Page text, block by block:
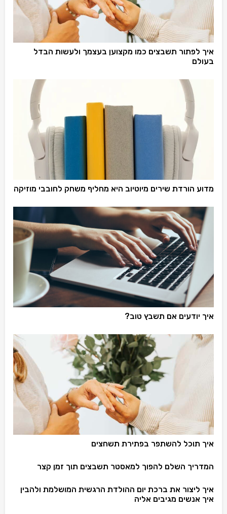
איך לפתור תשבצים כמו מקצוען בעצמך ולעשות הבדל
בעולם
מדוע הורדת שירים מיוטיוב היא מחליף משחק לחובבי מוזיקה
איך יודעים אם תשבץ טוב?
איך תוכל להשתפר בפתירת תשחצים
המדריך השלם להפוך למאסטר תשבצים תוך זמן קצר
איך ליצור את ברכת יום ההולדת הרגשית המושלמת ולהבין
איך אנשים מגיבים אליה